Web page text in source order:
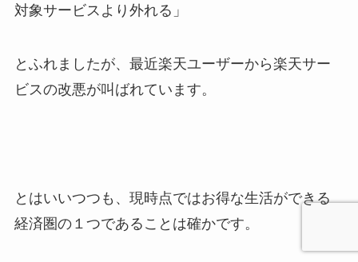
対象サービスより外れる」
とふれましたが、最近楽天ユーザーから楽天サー
ビスの改悪が叫ばれています。
とはいいつつも、現時点ではお得な生活ができる
経済圏の１つであることは確かです。